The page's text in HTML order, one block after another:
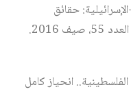
حقائق
: السنة 14، العدد 55، صيف 2016.
انحياز كامل